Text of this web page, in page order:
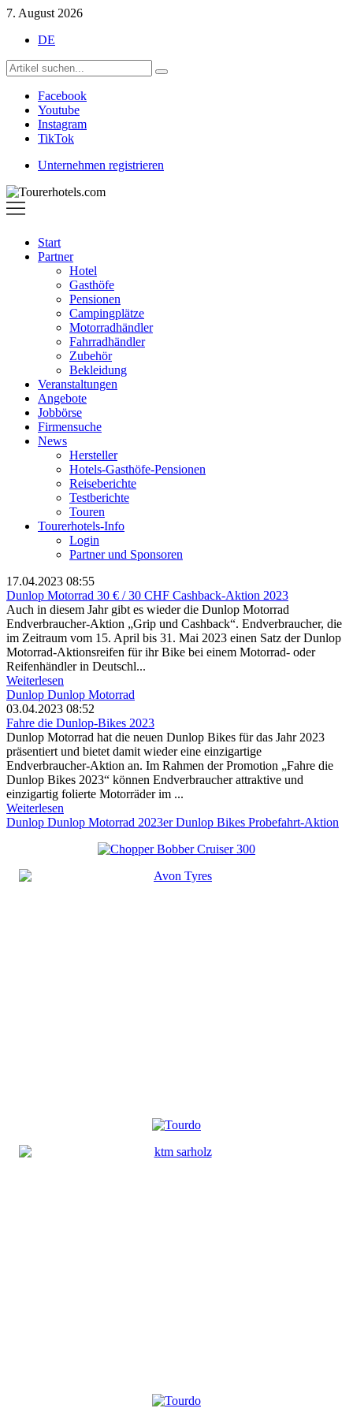
7. August 2026
DE
Facebook
Youtube
Instagram
TikTok
Unternehmen registrieren
Tourerhotels.com
Start
Partner
Hotel
Gasthöfe
Pensionen
Campingplätze
Motorradhändler
Fahrradhändler
Zubehör
Bekleidung
Veranstaltungen
Angebote
Jobbörse
Firmensuche
News
Hersteller
Hotels-Gasthöfe-Pensionen
Reiseberichte
Testberichte
Touren
Tourerhotels-Info
Login
Partner und Sponsoren
17.04.2023 08:55
Dunlop Motorrad 30 € / 30 CHF Cashback-Aktion 2023
Auch in diesem Jahr gibt es wieder die Dunlop Motorrad
Endverbraucher-Aktion „Grip und Cashback“. Endverbraucher, die
im Zeitraum vom 15. April bis 31. Mai 2023 einen Satz der Dunlop
Motorrad-Aktionsreifen für ihr Bike bei einem Motorrad- oder
Reifenhändler in Deutschl...
Weiterlesen
Dunlop Dunlop Motorrad
03.04.2023 08:52
Fahre die Dunlop-Bikes 2023
Dunlop Motorrad hat die neuen Dunlop Bikes für das Jahr 2023
präsentiert und bietet damit wieder eine einzigartige
Endverbraucher-Aktion an. Im Rahmen der Promotion „Fahre die
Dunlop Bikes 2023“ können Endverbraucher attraktive und
einzigartig folierte Motorräder im ...
Weiterlesen
Dunlop Dunlop Motorrad 2023er Dunlop Bikes Probefahrt-Aktion